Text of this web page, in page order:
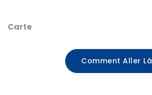
Carte
Comment Aller Là